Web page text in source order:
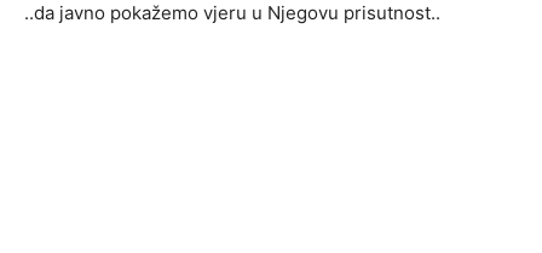
..da javno pokažemo vjeru u Njegovu prisutnost..